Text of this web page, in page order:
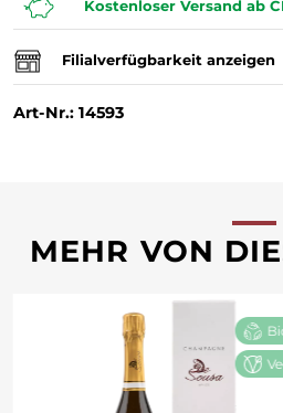
Kostenloser Versand ab
Filialverfügbarkeit anzeigen
Art-Nr.: 14593
MEHR VON